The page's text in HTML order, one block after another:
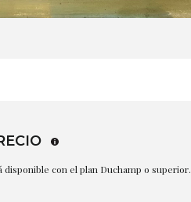
con el plan Duchamp o superior.